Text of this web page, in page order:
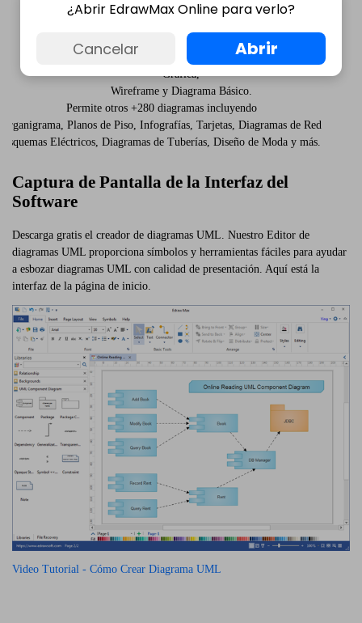
Wireframe y Diagrama Básico.
(Caso de Uso, Clase UML, Secuencia UML, Actividad Uml...)
Diagrama ER, Mapa Mental, Diagrama de Flujo, Gráfica de Proyecto,
Gráfica,
Wireframe y Diagrama Básico.
Permite otros +280 diagramas incluyendo
Organigrama, Planos de Piso, Infografías, Tarjetas, Diagramas de Red
Esquemas Eléctricos, Diagramas de Tuberías, Diseño de Moda y más.
Captura de Pantalla de la Interfaz del
Software
Descarga gratis el creador de diagramas UML. Nuestro Editor de
diagramas UML proporciona símbolos y herramientas fáciles para ayudar
a esbozar diagramas UML con calidad de presentación. Aquí está la
interfaz de la página de inicio.
Video Tutorial - Cómo Crear Diagrama UML
¿Abrir EdrawMax Online para verlo?
Cancelar Abrir